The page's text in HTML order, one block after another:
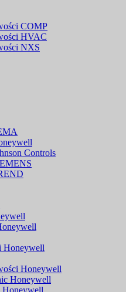
COMP
HVAC
NXS
Controls
Honeywell
Honeywell
Honeywell
Honeywell